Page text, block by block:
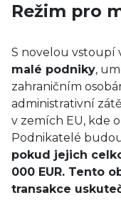
Režim pro
S novelou vstoupí
malé podniky,
zahraničním
administrativní
v zemích EU, kde
Podnikatelé
pokud jejich
000 EUR. Tento
transakce